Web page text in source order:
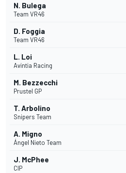
N. Bulega
Team VR46
D. Foggia
Team VR46
L. Loi
Avintia Racing
M. Bezzecchi
Prustel GP
T. Arbolino
Snipers Team
A. Migno
Ángel Nieto Team
J. McPhee
CIP